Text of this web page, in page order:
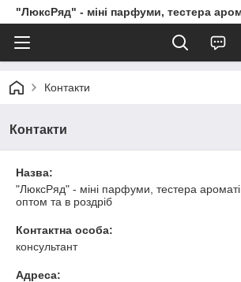
"ЛюксРяд" - міні парфуми, тестера
Контакти
Контакти
Назва:
"ЛюксРяд" - міні парфуми, тестера
оптом та в роздріб
Контактна особа:
консультант
Адреса: